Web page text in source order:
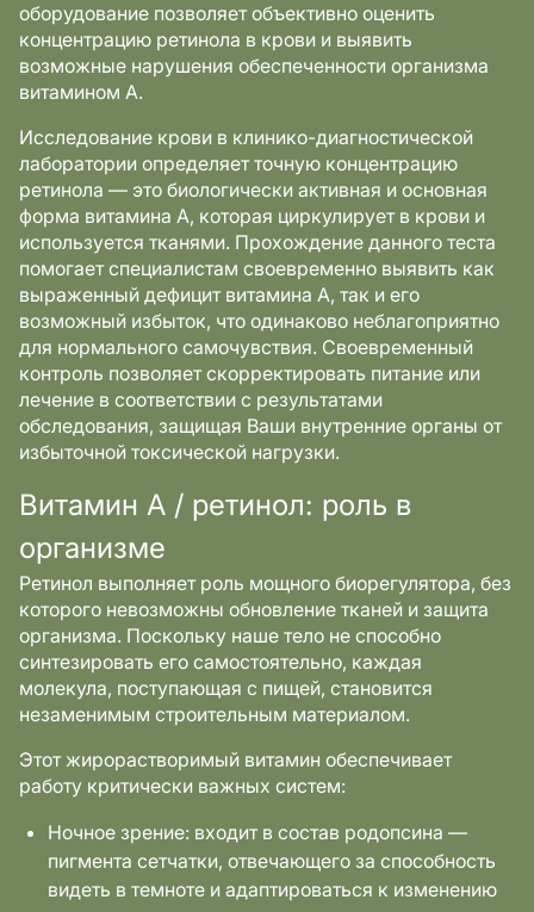
оборудование позволяет объективно оценить
концентрацию ретинола в крови и выявить
возможные нарушения обеспеченности организма
витамином А.
Исследование крови в клинико-диагностической
лаборатории определяет точную концентрацию
ретинола — это биологически активная и основная
форма витамина А, которая циркулирует в крови и
используется тканями. Прохождение данного теста
помогает специалистам своевременно выявить как
выраженный дефицит витамина А, так и его
возможный избыток, что одинаково неблагоприятно
для нормального самочувствия. Своевременный
контроль позволяет скорректировать питание или
лечение в соответствии с результатами
обследования, защищая Ваши внутренние органы от
избыточной токсической нагрузки.
Витамин А / ретинол: роль в
организме
Ретинол выполняет роль мощного биорегулятора, без
которого невозможны обновление тканей и защита
организма. Поскольку наше тело не способно
синтезировать его самостоятельно, каждая
молекула, поступающая с пищей, становится
незаменимым строительным материалом.
Этот жирорастворимый витамин обеспечивает
работу критически важных систем:
Ночное зрение: входит в состав родопсина —
пигмента сетчатки, отвечающего за способность
видеть в темноте и адаптироваться к изменению